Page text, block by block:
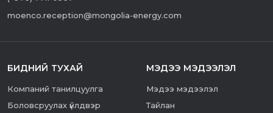
moenco.reception@mongolia-energy.com
БИДНИЙ ТУХАЙ
Компаний танилцуулга
Боловсруулах үйлдвэр
МЭДЭЭ МЭДЭЭЛЭЛ
Мэдээ мэдээлэл
Тайлан